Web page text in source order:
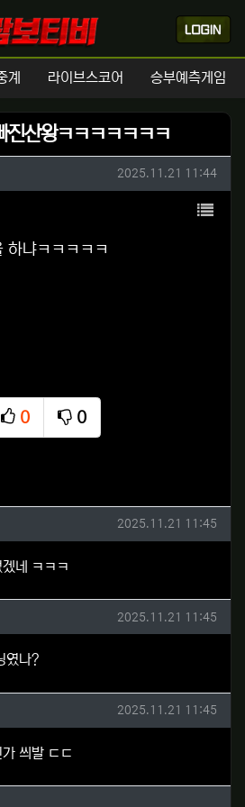
계 라이브스코어 승부예측게임
산왕ㅋㅋㅋㅋㅋㅋㅋ
작성일
2025.11.21 11:44
목록
냐ㅋㅋㅋㅋㅋ
0
추천
0
비추천
글 작성일
2025.11.21 11:45
네 ㅋㅋㅋ
작성일
2025.11.21 11:45
였나?
글 작성일
2025.11.21 11:45
씌발 ㄷㄷ